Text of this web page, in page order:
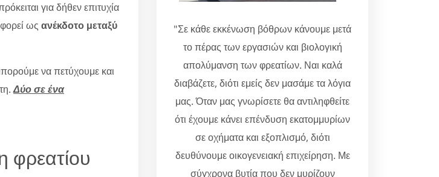
για δήθεν επιτυχία
ως ανέκδοτο μεταξύ
να πετύχουμε και
Δύο σε ένα
φρεατίου
"Σε κάθε εκκένωση βόθρων κάνουμε μετά
το πέρας των εργασιών και βιολογική
απολύμανση των φρεατίων. Ναι καλά
διαβάζετε, διότι εμείς δεν μασάμε τα λόγια
μας. Όταν μας γνωρίσετε θα αντιληφθείτε
ότι έχουμε κάνει επένδυση εκατομμυρίων
σε οχήματα και εξοπλισμό, διότι
δευθύνουμε οικογενειακή επιχείρηση. Με
σύγχρονα βυτία που δεν μυρίζουν